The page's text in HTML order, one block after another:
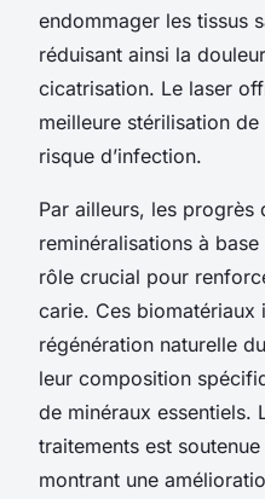
endommager les tissus
réduisant ainsi la
cicatrisation. Le laser
meilleure stérilisation
risque d’infection.
Par ailleurs, les progrès
reminéralisations à
rôle crucial pour
carie. Ces biomatériaux
régénération naturelle
leur composition
de minéraux essentiels.
traitements est
montrant une